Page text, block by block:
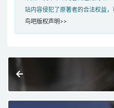
站内容侵犯了原著者的合法权益，
鸟吧版权声明>>